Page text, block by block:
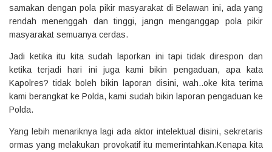
samakan dengan pola pikir masyarakat di Belawan ini, ada yang
rendah menenggah dan tinggi, jangn menganggap pola pikir
masyarakat semuanya cerdas.
Jadi ketika itu kita sudah laporkan ini tapi tidak direspon dan
ketika terjadi hari ini juga kami bikin pengaduan, apa kata
Kapolres? tidak boleh bikin laporan disini, wah..oke kita terima
kami berangkat ke Polda, kami sudah bikin laporan pengaduan ke
Polda.
Yang lebih menariknya lagi ada aktor intelektual disini, sekretaris
ormas yang melakukan provokatif itu memerintahkan.Kenapa kita